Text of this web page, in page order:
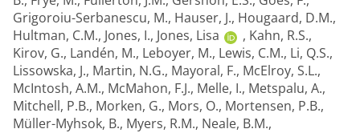
Grigoroiu-Serbanescu, M., Hauser, J., Hougaard, D.M.,
Hultman, C.M., Jones, I., Jones, Lisa , Kahn, R.S.,
Kirov, G., Landén, M., Leboyer, M., Lewis, C.M., Li, Q.S.,
Lissowska, J., Martin, N.G., Mayoral, F., McElroy, S.L.,
McIntosh, A.M., McMahon, F.J., Melle, I., Metspalu, A.,
Mitchell, P.B., Morken, G., Mors, O., Mortensen, P.B.,
Müller-Myhsok, B., Myers, R.M., Neale, B.M.,